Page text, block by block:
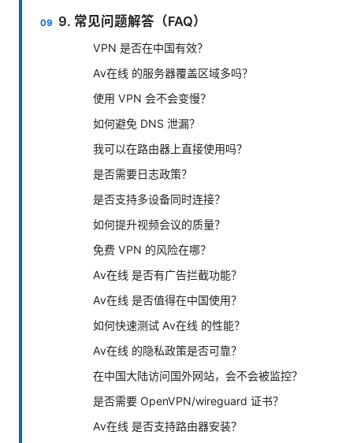
9. 常见问题解答（FAQ）
VPN 是否在中国有效？
Av在线 的服务器覆盖区域多吗？
使用 VPN 会不会变慢？
如何避免 DNS 泄漏？
我可以在路由器上直接使用吗？
是否需要日志政策？
是否支持多设备同时连接？
如何提升视频会议的质量？
免费 VPN 的风险在哪？
Av在线 是否有广告拦截功能？
Av在线 是否值得在中国使用？
如何快速测试 Av在线 的性能？
Av在线 的隐私政策是否可靠？
在中国大陆访问国外网站，会不会被监控？
是否需要 OpenVPN/wireguard 证书？
Av在线 是否支持路由器安装？